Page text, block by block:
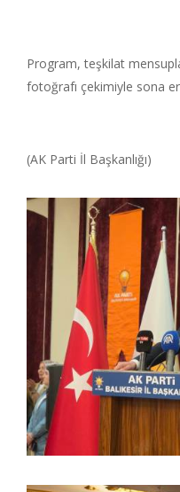
Program, teşkilat
fotoğrafı çekimiyle sona
(AK Parti İl Başkanlığı)